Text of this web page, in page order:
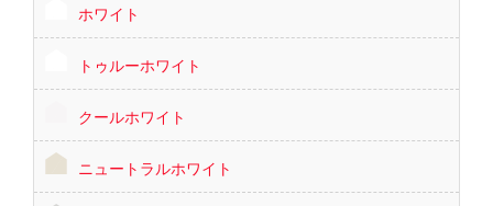
ホワイト
トゥルーホワイト
クールホワイト
ニュートラルホワイト